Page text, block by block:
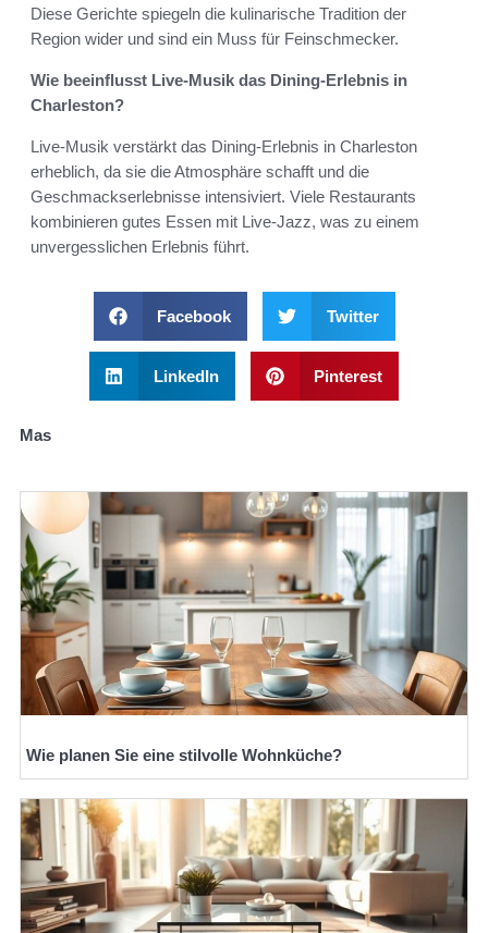
Diese Gerichte spiegeln die kulinarische Tradition der
Region wider und sind ein Muss für Feinschmecker.
Wie beeinflusst Live-Musik das Dining-Erlebnis in
Charleston?
Live-Musik verstärkt das Dining-Erlebnis in Charleston
erheblich, da sie die Atmosphäre schafft und die
Geschmackserlebnisse intensiviert. Viele Restaurants
kombinieren gutes Essen mit Live-Jazz, was zu einem
unvergesslichen Erlebnis führt.
Facebook Twitter
LinkedIn Pinterest
Mas
Wie planen Sie eine stilvolle Wohnküche?